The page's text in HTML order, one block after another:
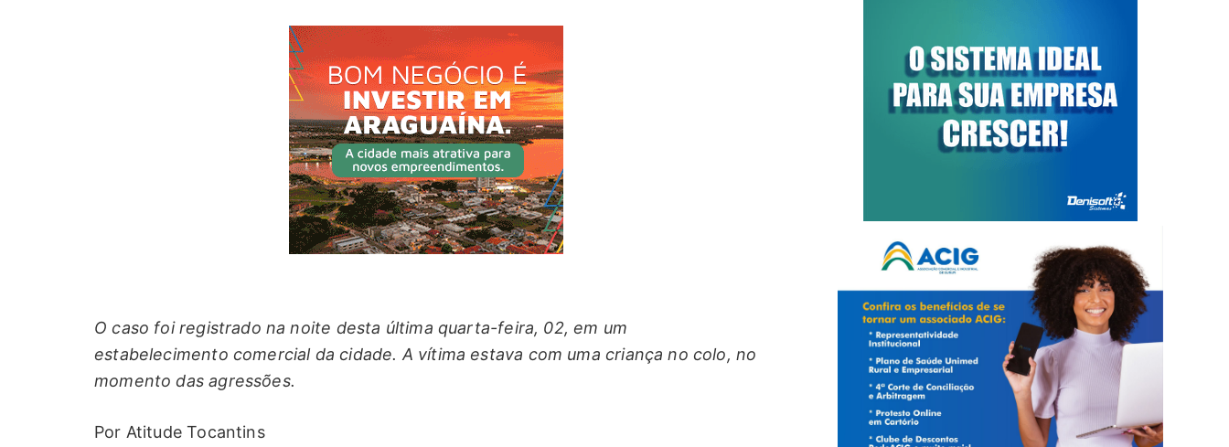
O caso foi registrado na noite desta última quarta-feira, 02, em um
estabelecimento comercial da cidade. A vítima estava com uma criança no colo, no
momento das agressões.
Por Atitude Tocantins